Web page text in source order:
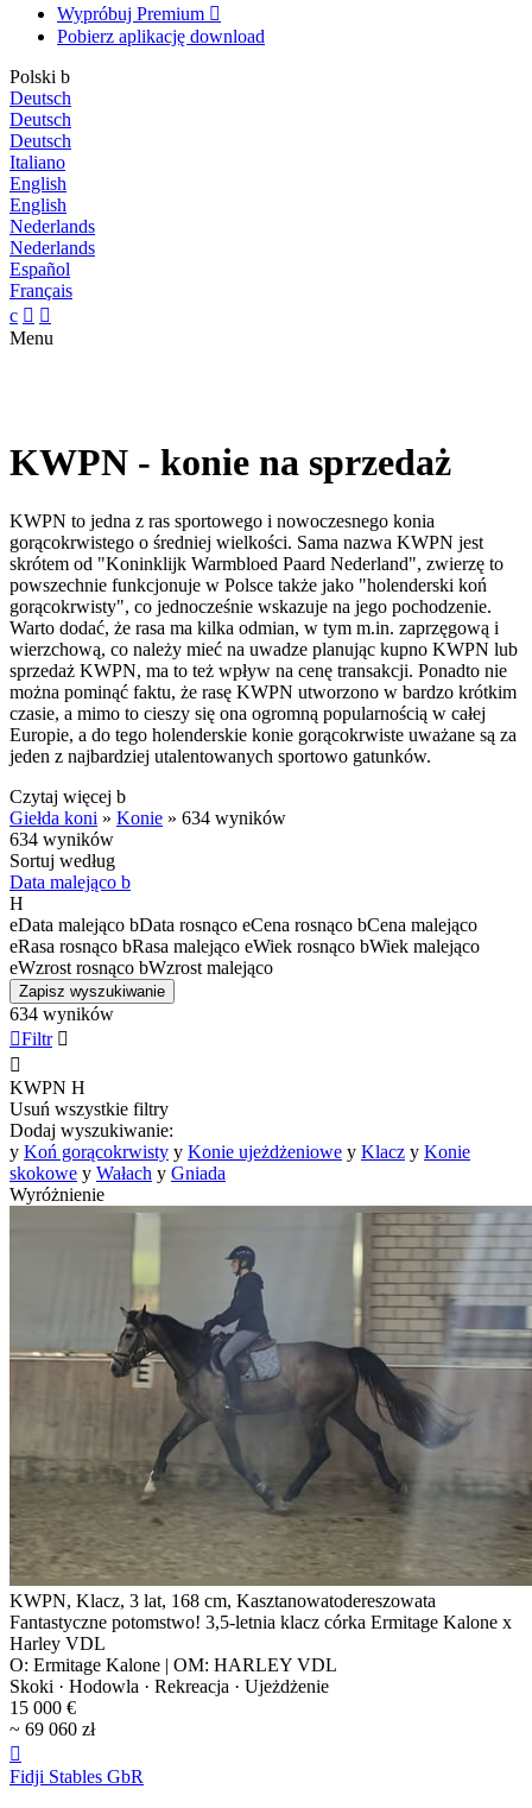
Wypróbuj Premium 
Pobierz aplikację download
Polski b
Deutsch
Deutsch
Deutsch
Italiano
English
English
Nederlands
Nederlands
Español
Français
c  
Menu
KWPN - konie na sprzedaż
KWPN to jedna z ras sportowego i nowoczesnego konia
gorącokrwistego o średniej wielkości. Sama nazwa KWPN jest
skrótem od "Koninklijk Warmbloed Paard Nederland", zwierzę to
powszechnie funkcjonuje w Polsce także jako "holenderski koń
gorącokrwisty", co jednocześnie wskazuje na jego pochodzenie.
Warto dodać, że rasa ma kilka odmian, w tym m.in. zaprzęgową i
wierzchową, co należy mieć na uwadze planując kupno KWPN lub
sprzedaż KWPN, ma to też wpływ na cenę transakcji. Ponadto nie
można pominąć faktu, że rasę KWPN utworzono w bardzo krótkim
czasie, a mimo to cieszy się ona ogromną popularnością w całej
Europie, a do tego holenderskie konie gorącokrwiste uważane są za
jeden z najbardziej utalentowanych sportowo gatunków.
Czytaj więcej b
Giełda koni » Konie » 634 wyników
634 wyników
Sortuj według
Data malejąco b
H
eData malejąco bData rosnąco eCena rosnąco bCena malejąco
eRasa rosnąco bRasa malejąco eWiek rosnąco bWiek malejąco
eWzrost rosnąco bWzrost malejąco
Zapisz wyszukiwanie
634 wyników
Filtr 

KWPN H
Usuń wszystkie filtry
Dodaj wyszukiwanie:
y Koń gorącokrwisty y Konie ujeżdżeniowe y Klacz y Konie
skokowe y Wałach y Gniada
Wyróżnienie
KWPN, Klacz, 3 lat, 168 cm, Kasztanowatodereszowata
Fantastyczne potomstwo! 3,5-letnia klacz córka Ermitage Kalone x
Harley VDL
O: Ermitage Kalone | OM: HARLEY VDL
Skoki · Hodowla · Rekreacja · Ujeżdżenie
15 000 €
~ 69 060 zł

Fidji Stables GbR